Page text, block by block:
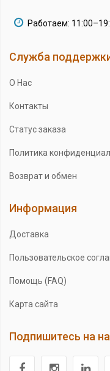
Работаем:
Служба
О Нас
Контакты
Статус заказа
Политика
Возврат и обмен
Информация
Доставка
Пользовательское
Помощь (FAQ)
Карта сайта
Подпишитесь на